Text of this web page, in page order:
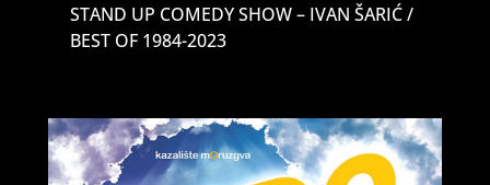
STAND UP COMEDY SHOW – IVAN ŠARIĆ /
BEST OF 1984-2023